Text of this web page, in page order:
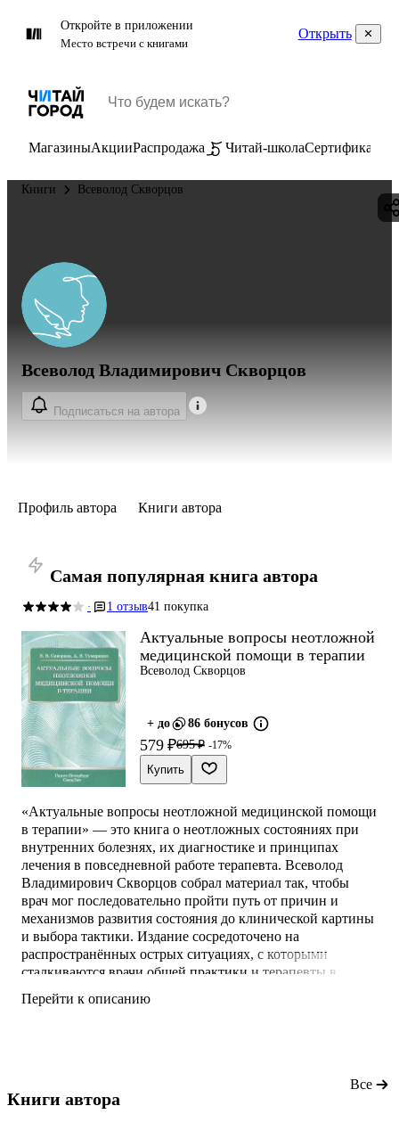
Откройте в приложении
Место встречи с книгами
Открыть
МагазиныАкцииРаспродажа Читай-школаСертификаты
Книги Всеволод Скворцов
Всеволод Владимирович Скворцов
Подписаться на автора
Профиль автора Книги автора
Самая популярная книга автора
· 1 отзыв41 покупка
Актуальные вопросы неотложной
медицинской помощи в терапии
Всеволод Скворцов
+ до 86 бонусов
579 ₽695 ₽ -17%
Купить
«Актуальные вопросы неотложной медицинской помощи
в терапии» — это книга о неотложных состояниях при
внутренних болезнях, их диагностике и принципах
лечения в повседневной работе терапевта. Всеволод
Владимирович Скворцов собрал материал так, чтобы
врач мог последовательно пройти путь от причин и
механизмов развития состояния до клинической картины
и выбора тактики. Издание сосредоточено на
распространённых острых ситуациях, с которыми
сталкиваются врачи общей практики и терапевты в
для систематизации знаний, повторения ключевых тем и
Перейти к описанию
Книги автора
Все